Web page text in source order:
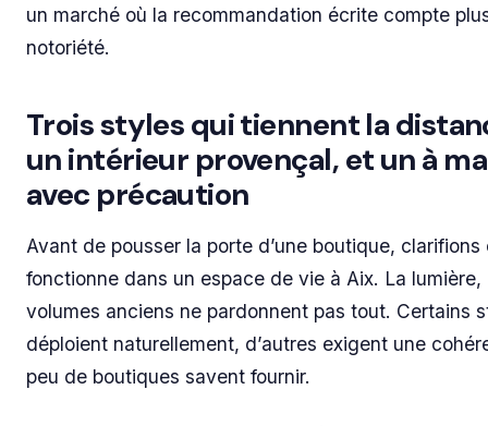
un marché où la recommandation écrite compte
notoriété.
Trois styles qui tiennent la
un intérieur provençal, et un à
avec précaution
Avant de pousser la porte d’une boutique, clarifions
fonctionne dans un espace de vie à Aix. La lumière,
volumes anciens ne pardonnent pas tout. Certains
déploient naturellement, d’autres exigent une
peu de boutiques savent fournir.